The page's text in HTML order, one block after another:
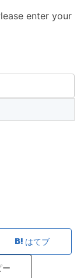
enter your
はてブ
ー